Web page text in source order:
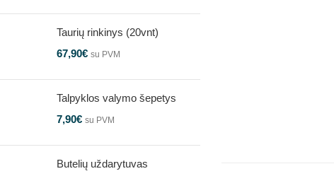
Taurių rinkinys (20vnt)
67,90€ su PVM
Talpyklos valymo šepetys
7,90€ su PVM
Butelių uždarytuvas